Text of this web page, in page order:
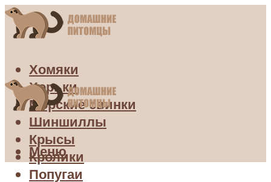
Хомяки
Хорьки
Морские свинки
Шиншиллы
Крысы
Кролики
Попугаи
Меню